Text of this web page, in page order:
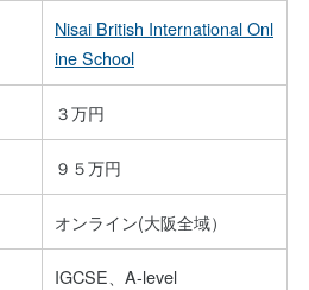
Nisai British International Onl
ine School
３万円
９５万円
オンライン(大阪全域）
IGCSE、A-level